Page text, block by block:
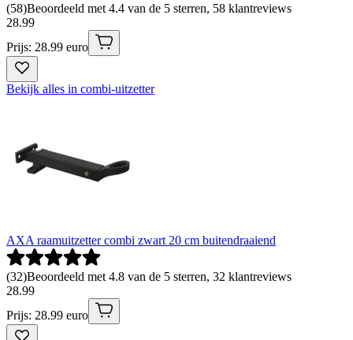
(58)Beoordeeld met 4.4 van de 5 sterren, 58 klantreviews
28.99
Prijs: 28.99 euro
Bekijk alles in combi-uitzetter
AXA raamuitzetter combi zwart 20 cm buitendraaiend
(32)Beoordeeld met 4.8 van de 5 sterren, 32 klantreviews
28.99
Prijs: 28.99 euro